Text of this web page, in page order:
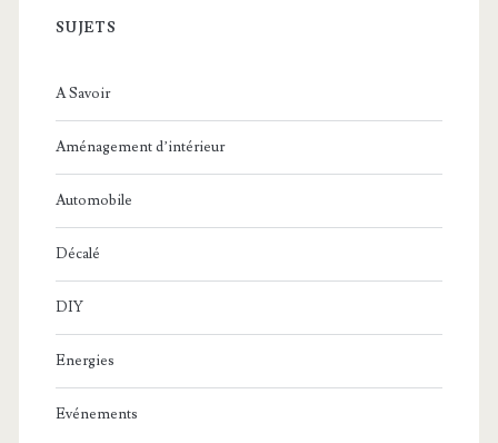
SUJETS
A Savoir
Aménagement d’intérieur
Automobile
Décalé
DIY
Energies
Evénements